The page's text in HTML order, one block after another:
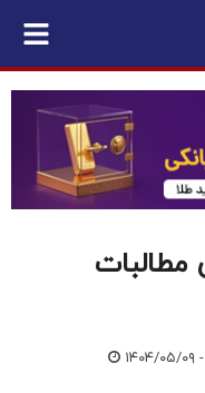
مطالبات
۰۹ - ۲۲:۳۷